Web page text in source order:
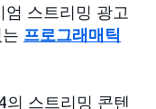
스트리밍 광고
프로그래매틱
의 스트리밍 콘텐